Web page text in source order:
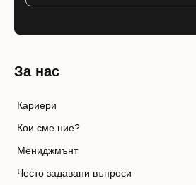
За нас
Кариери
Кои сме ние?
Мениджмънт
Често задавани въпроси